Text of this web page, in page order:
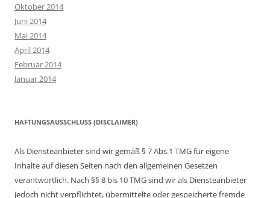
Oktober 2014
Juni 2014
Mai 2014
April 2014
Februar 2014
Januar 2014
HAFTUNGSAUSSCHLUSS (DISCLAIMER)
Als Diensteanbieter sind wir gemäß § 7 Abs.1 TMG für eigene
Inhalte auf diesen Seiten nach den allgemeinen Gesetzen
verantwortlich. Nach §§ 8 bis 10 TMG sind wir als Diensteanbieter
jedoch nicht verpflichtet, übermittelte oder gespeicherte fremde